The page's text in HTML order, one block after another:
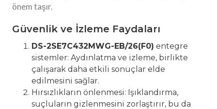
önem taşır.
Güvenlik ve İzleme Faydaları
DS-2SE7C432MWG-EB/26(F0) entegre
sistemler: Aydınlatma ve izleme, birlikte
çalışarak daha etkili sonuçlar elde
edilmesini sağlar.
Hırsızlıkların önlenmesi: Işıklandırma,
suçluların gizlenmesini zorlaştırır, bu da